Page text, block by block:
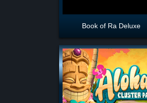
Book of Ra Deluxe